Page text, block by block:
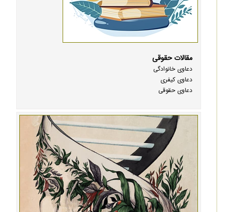
مقالات حقوقی
دعاوی خانوادگی
دعاوی کیفری
دعاوی حقوقی